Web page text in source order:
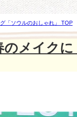
「ソウルのおしゃれ」 TOP
のメイク